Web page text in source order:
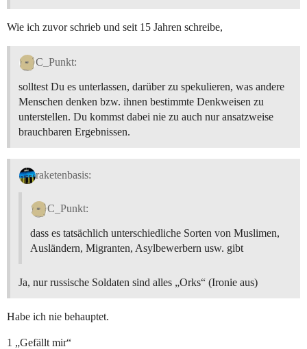
Wie ich zuvor schrieb und seit 15 Jahren schreibe,
C_Punkt:
solltest Du es unterlassen, darüber zu spekulieren, was andere
Menschen denken bzw. ihnen bestimmte Denkweisen zu
unterstellen. Du kommst dabei nie zu auch nur ansatzweise
brauchbaren Ergebnissen.
raketenbasis:
C_Punkt:
dass es tatsächlich unterschiedliche Sorten von Muslimen,
Ausländern, Migranten, Asylbewerbern usw. gibt
Ja, nur russische Soldaten sind alles „Orks“ (Ironie aus)
Habe ich nie behauptet.
1 „Gefällt mir“